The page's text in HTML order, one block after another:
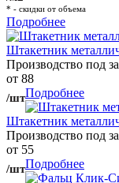
* - скидки от объема
Подробнее
Штакетник
Производство под
от 88
/штПодробнее
Штакетник
Производство под
от 55
/штПодробнее